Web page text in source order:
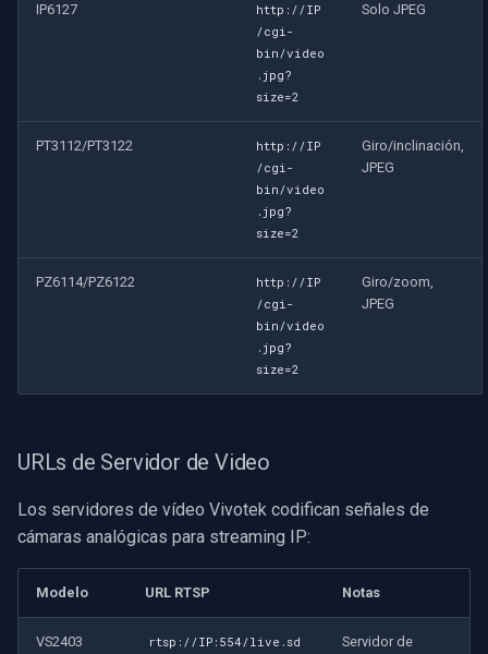
IP6127
http://IP
/cgi-
bin/video
.jpg?
size=2
Solo JPEG
PT3112/PT3122
http://IP
/cgi-
bin/video
.jpg?
size=2
Giro/inclinación,
JPEG
PZ6114/PZ6122
http://IP
/cgi-
bin/video
.jpg?
size=2
Giro/zoom,
JPEG
URLs de Servidor de Video
Los servidores de vídeo Vivotek codifican señales de
cámaras analógicas para streaming IP:
Modelo URL RTSP Notas
VS2403
rtsp://IP:554/live.sd
Servidor de